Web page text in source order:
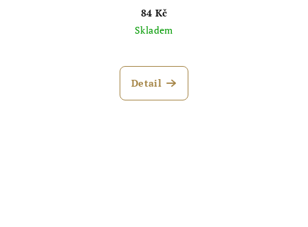
84 Kč
Skladem
Detail